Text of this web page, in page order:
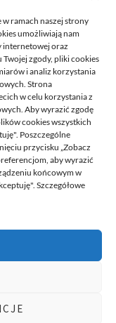
w ramach naszej strony
umożliwiają nam
internetowej oraz
zgody, pliki cookies
i analiz korzystania
Strona
w celu korzystania z
Aby wyrazić zgodę
cookies wszystkich
Poszczególne
przycisku „Zobacz
aby wyrazić
końcowym w
Szczegółowe
ty, miejsce, gdzie
różne tematy,
Dołącz do naszej
swoją wiedzą?